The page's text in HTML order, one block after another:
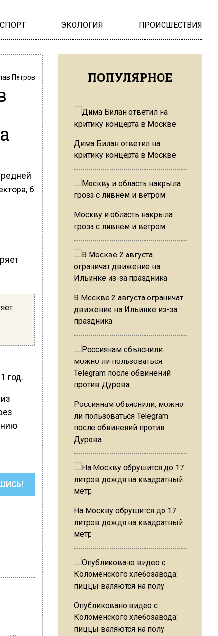
ЭКОЛОГИЯ ПРОИСШЕСТВИЯ
Петров
6
год.
ПОПУЛЯРНОЕ
Дима Билан ответил на
критику концерта в Москве
Москву и область накрыла
гроза с ливнем и ветром
В Москве 2 августа ограничат
движение на Ильинке из-за
праздника
Россиянам объяснили, можно
ли пользоваться Telegram
после обвинений против
Дурова
На Москву обрушится до 17
литров дождя на квадратный
метр
Опубликовано видео с
Коломенского хлебозавода:
пиццы валяются на полу